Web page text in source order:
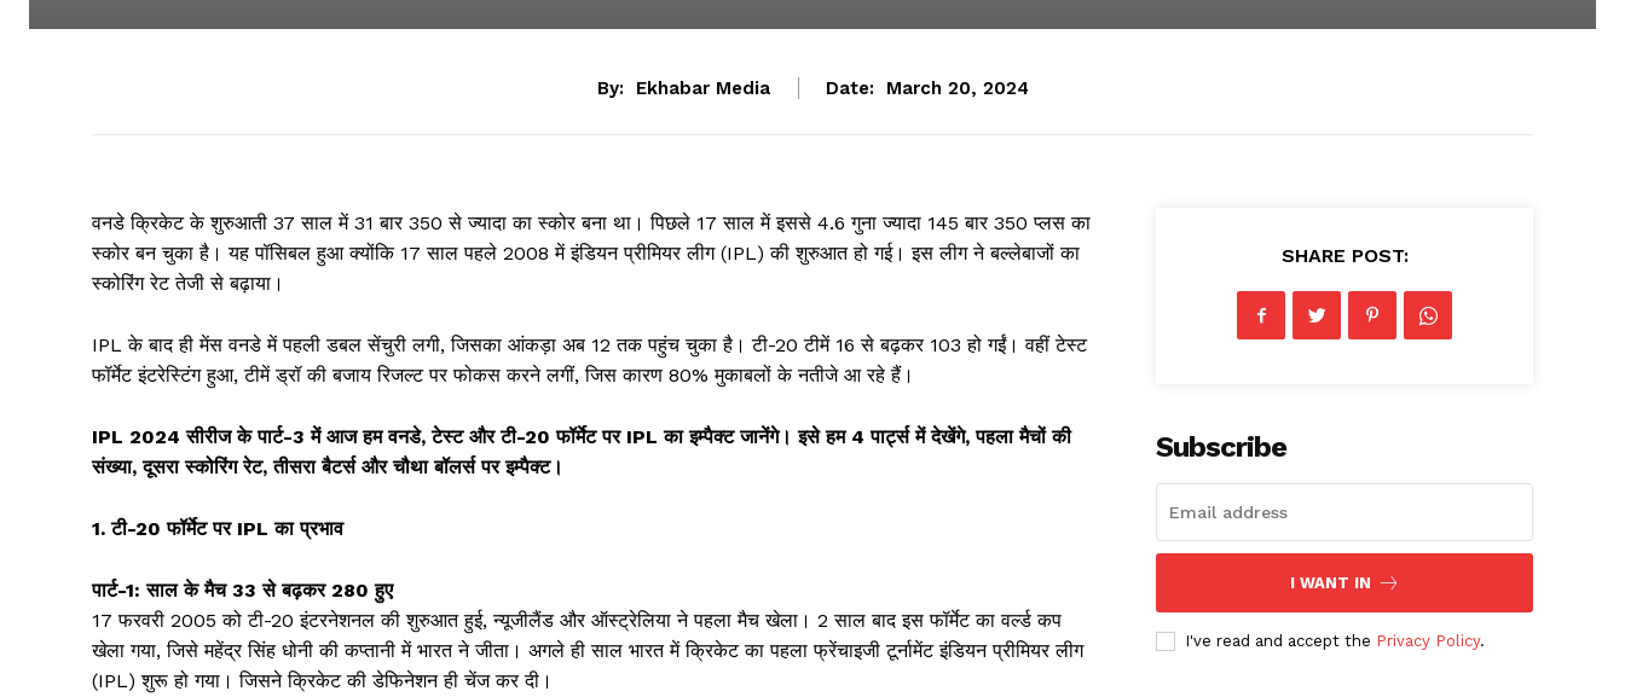
By: Ekhabar Media Date: March 20, 2024
वनडे क्रिकेट के शुरुआती 37 साल में 31 बार 350 से ज्यादा का स्कोर बना था। पिछले 17 साल में इससे 4.6 गुना ज्यादा 145 बार 350 प्लस का
स्कोर बन चुका है। यह पॉसिबल हुआ क्योंकि 17 साल पहले 2008 में इंडियन प्रीमियर लीग (IPL) की शुरुआत हो गई। इस लीग ने बल्लेबाजों का
स्कोरिंग रेट तेजी से बढ़ाया।
IPL के बाद ही मेंस वनडे में पहली डबल सेंचुरी लगी, जिसका आंकड़ा अब 12 तक पहुंच चुका है। टी-20 टीमें 16 से बढ़कर 103 हो गईं। वहीं टेस्ट
फॉर्मेट इंटरेस्टिंग हुआ, टीमें ड्रॉ की बजाय रिजल्ट पर फोकस करने लगीं, जिस कारण 80% मुकाबलों के नतीजे आ रहे हैं।
IPL 2024 सीरीज के पार्ट-3 में आज हम वनडे, टेस्ट और टी-20 फॉर्मेट पर IPL का इम्पैक्ट जानेंगे। इसे हम 4 पार्ट्स में देखेंगे, पहला मैचों की
संख्या, दूसरा स्कोरिंग रेट, तीसरा बैटर्स और चौथा बॉलर्स पर इम्पैक्ट।
1. टी-20 फॉर्मेट पर IPL का प्रभाव
पार्ट-1: साल के मैच 33 से बढ़कर 280 हुए
17 फरवरी 2005 को टी-20 इंटरनेशनल की शुरुआत हुई, न्यूजीलैंड और ऑस्ट्रेलिया ने पहला मैच खेला। 2 साल बाद इस फॉर्मेट का वर्ल्ड कप
खेला गया, जिसे महेंद्र सिंह धोनी की कप्तानी में भारत ने जीता। अगले ही साल भारत में क्रिकेट का पहला फ्रेंचाइजी टूर्नामेंट इंडियन प्रीमियर लीग
(IPL) शुरू हो गया। जिसने क्रिकेट की डेफिनेशन ही चेंज कर दी।
SHARE POST:
Subscribe
I WANT IN
I've read and accept the Privacy Policy.